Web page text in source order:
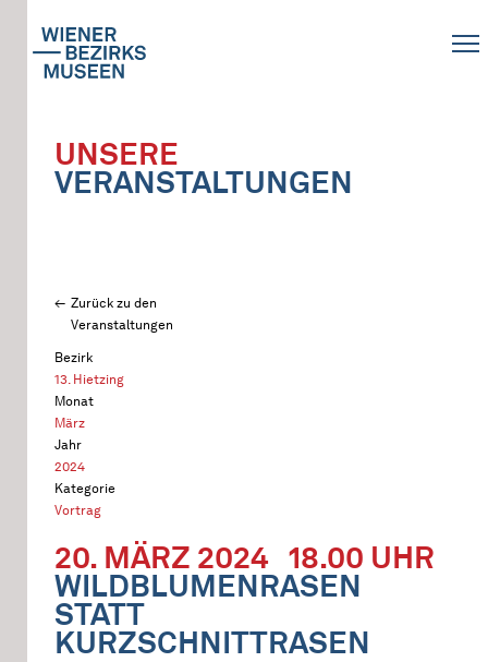
UNSERE
VERANSTALTUNGEN
Zurück zu den
Veranstaltungen
Bezirk
13. Hietzing
Monat
März
Jahr
2024
Kategorie
Vortrag
20. MÄRZ 2024 18.00 UHR
WILDBLUMENRASEN
STATT
KURZSCHNITTRASEN